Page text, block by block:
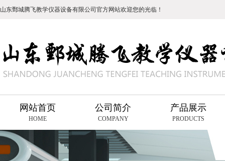
山东鄄城腾飞教学仪器设备有限公司官方网站欢迎您的光临！
网站首页
HOME
公司简介
COMPANY
产品展示
PRODUCTS